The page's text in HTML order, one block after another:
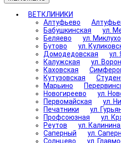
ВЕТКЛИНИКИ
Алтуфьево
Бабушкинская
ул.
Беляево
ул.
Бутово
ул.
Домодедовская
ул.
Калужская
ул.
Каховская
Кутузовская
Марьино
Новогиреево
ул.
Первомайская
ул.
Печатники
ул.
Профсоюзная
ул.
Реутов
ул.
Саперный
ул.
Солнцево
ул.